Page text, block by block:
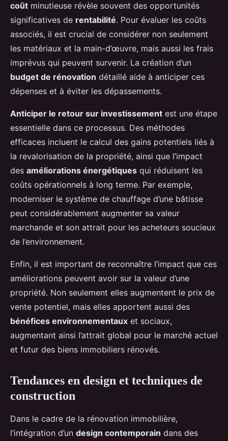
coût minutieuse révèle souvent des opportunités
significatives de rentabilité. Pour évaluer les coûts
associés, il est crucial de considérer non seulement
les matériaux et la main-d’œuvre, mais aussi les frais
imprévus qui peuvent survenir. La création d’un
budget de rénovation détaillé aide à anticiper ces
dépenses et à éviter les dépassements.
Anticiper le retour sur investissement est une étape
essentielle dans ce processus. Des méthodes
efficaces incluent le calcul des gains potentiels liés à
la revalorisation de la propriété, ainsi que l’impact
des améliorations énergétiques qui réduisent les
coûts opérationnels à long terme. Par exemple,
moderniser le système de chauffage d’une bâtisse
peut considérablement augmenter sa valeur
marchande et son attrait pour les acheteurs soucieux
de l’environnement.
Enfin, il est important de reconnaître l’impact que ces
améliorations peuvent avoir sur la valeur d’une
propriété. Non seulement elles augmentent le prix de
vente potentiel, mais elles apportent aussi des
bénéfices environnementaux et sociaux,
augmentant ainsi l’attrait global pour le marché actuel
et futur des biens immobiliers rénovés.
Tendances en design et techniques de
construction
Dans le cadre de la rénovation immobilière,
l’intégration d’un design contemporain dans des